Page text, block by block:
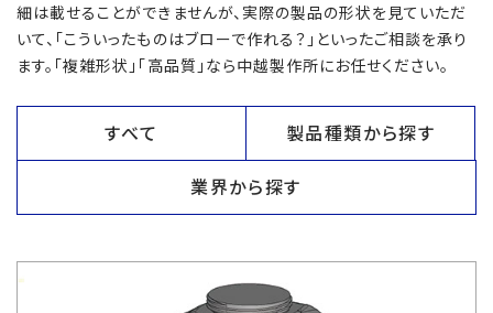
細は載せることができませんが、実際の製品の形状を見ていただ
いて、「こういったものはブローで作れる？」といったご相談を承り
ます。「複雑形状」「高品質」なら中越製作所にお任せください。
すべて 製品種類から探す
業界から探す